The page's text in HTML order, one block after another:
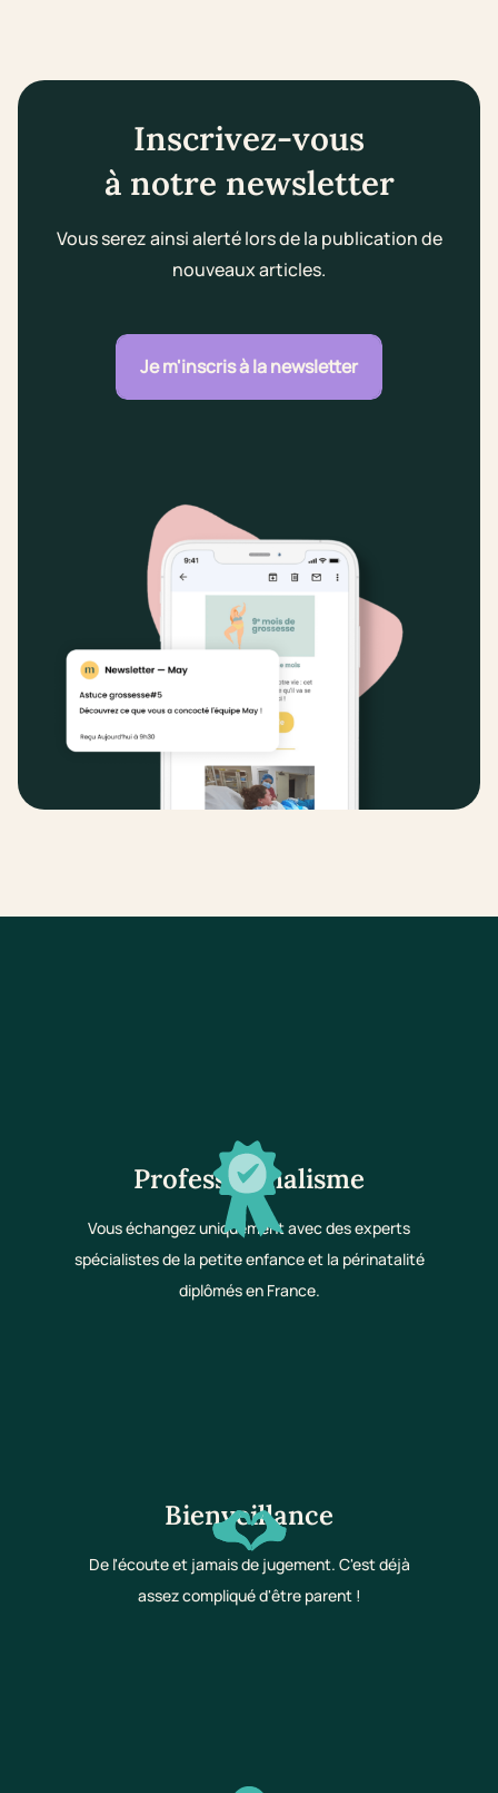
Inscrivez-vous
à notre newsletter
Vous serez ainsi alerté lors de la publication de
nouveaux articles.
Je m'inscris à la newsletter
Professionnalisme
Vous échangez uniquement avec des experts
spécialistes de la petite enfance et la périnatalité
diplômés en France.
Bienveillance
De l'écoute et jamais de jugement. C'est déjà
assez compliqué d'être parent !